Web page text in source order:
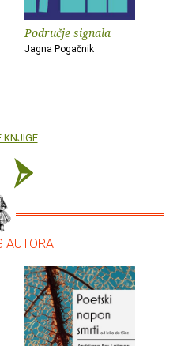
Područje signala
Jagna Pogačnik
KNJIGE
AUTORA –